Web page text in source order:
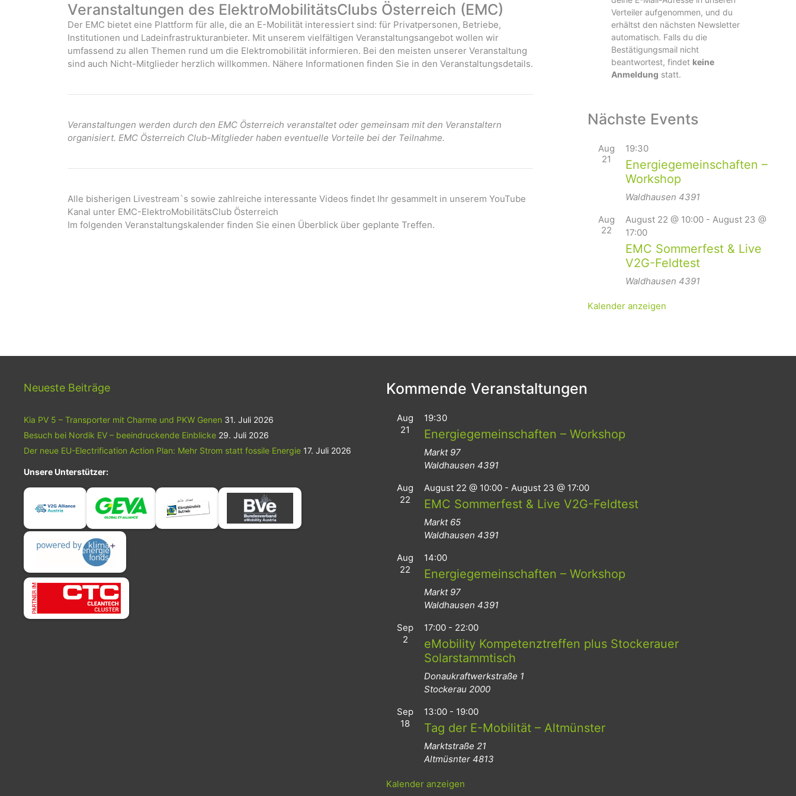
Veranstaltungen des ElektroMobilitätsClubs Österreich (EMC)
Der EMC bietet eine Plattform für alle, die an E-Mobilität interessiert sind: für Privatpersonen, Betriebe,
Institutionen und Ladeinfrastrukturanbieter. Mit unserem vielfältigen Veranstaltungsangebot wollen wir
umfassend zu allen Themen rund um die Elektromobilität informieren. Bei den meisten unserer Veranstaltung
sind auch Nicht-Mitglieder herzlich willkommen. Nähere Informationen finden Sie in den Veranstaltungsdetails.
Veranstaltungen werden durch den EMC Österreich veranstaltet oder gemeinsam mit den Veranstaltern
organisiert. EMC Österreich Club-Mitglieder haben eventuelle Vorteile bei der Teilnahme.
Alle bisherigen Livestream`s sowie zahlreiche interessante Videos findet Ihr gesammelt in unserem YouTube
Kanal unter EMC-ElektroMobilitätsClub Österreich
Im folgenden Veranstaltungskalender finden Sie einen Überblick über geplante Treffen.
Verteiler aufgenommen, und du
erhältst den nächsten Newsletter
automatisch. Falls du die
Bestätigungsmail nicht
beantwortest, findet keine
Anmeldung statt.
Nächste Events
Aug
21
19:30
Energiegemeinschaften –
Workshop
Waldhausen 4391
Aug
22
August 22 @ 10:00 - August 23 @
17:00
EMC Sommerfest & Live
V2G-Feldtest
Waldhausen 4391
Kalender anzeigen
Neueste Beiträge
Kia PV 5 – Transporter mit Charme und PKW Genen 31. Juli 2026
Besuch bei Nordik EV – beeindruckende Einblicke 29. Juli 2026
Der neue EU-Electrification Action Plan: Mehr Strom statt fossile Energie 17. Juli 2026
Unsere Unterstützer:
Kommende Veranstaltungen
Aug
21
19:30
Energiegemeinschaften – Workshop
Markt 97
Waldhausen 4391
Aug
22
August 22 @ 10:00 - August 23 @ 17:00
EMC Sommerfest & Live V2G-Feldtest
Markt 65
Waldhausen 4391
Aug
22
14:00
Energiegemeinschaften – Workshop
Markt 97
Waldhausen 4391
Sep
2
17:00 - 22:00
eMobility Kompetenztreffen plus Stockerauer
Solarstammtisch
Donaukraftwerkstraße 1
Stockerau 2000
Sep
18
13:00 - 19:00
Tag der E-Mobilität – Altmünster
Marktstraße 21
Altmüsnter 4813
Kalender anzeigen